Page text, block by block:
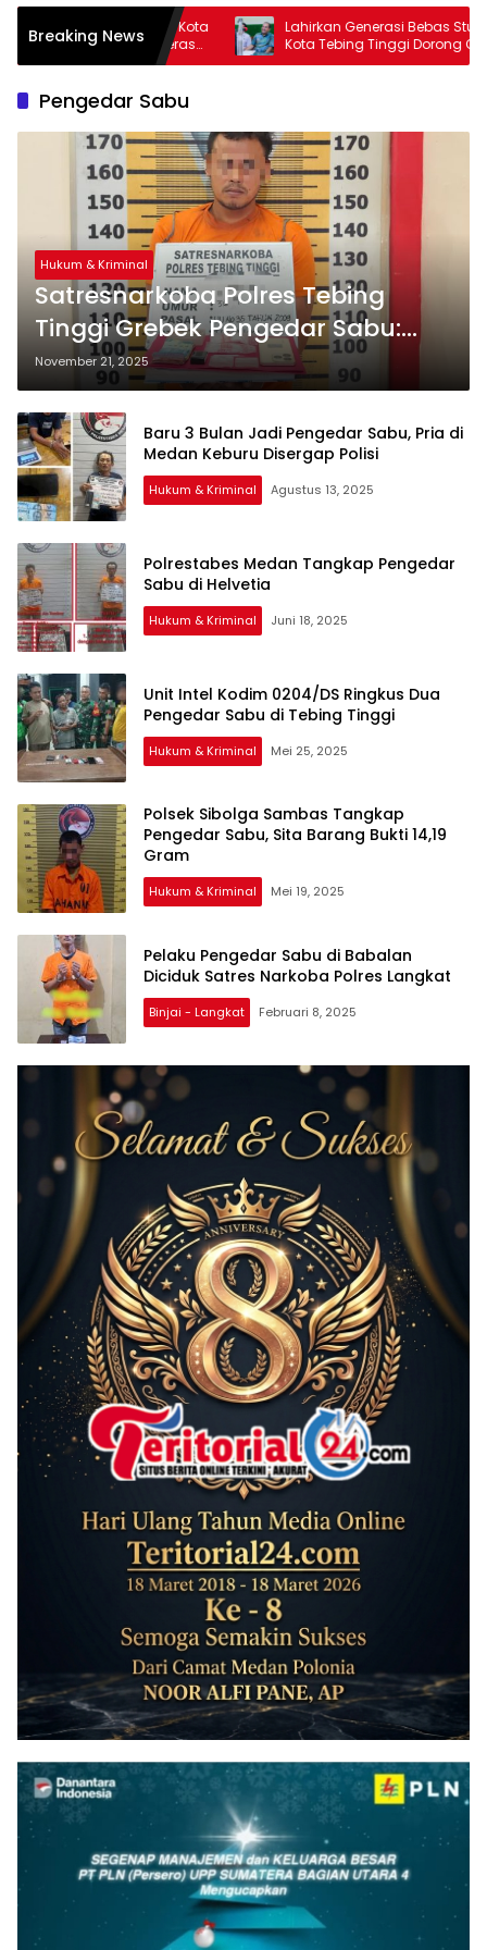
Breaking NewsLahirkan Generasi Bebas Stunting, Wali
Kota Tebing Tinggi Dorong Optimalisasi
SP3 Catin
Wali
Jadi
Pengedar Sabu
Hukum & Kriminal
Satresnarkoba Polres Tebing
Tinggi Grebek Pengedar Sabu:
Bisnis Haram Tamat di Ruang
Tamu
November 21, 2025
Baru 3 Bulan Jadi Pengedar Sabu, Pria di
Medan Keburu Disergap Polisi
Hukum & Kriminal Agustus 13, 2025
Polrestabes Medan Tangkap Pengedar
Sabu di Helvetia
Hukum & Kriminal Juni 18, 2025
Unit Intel Kodim 0204/DS Ringkus Dua
Pengedar Sabu di Tebing Tinggi
Hukum & Kriminal Mei 25, 2025
Polsek Sibolga Sambas Tangkap
Pengedar Sabu, Sita Barang Bukti 14,19
Gram
Hukum & Kriminal Mei 19, 2025
Pelaku Pengedar Sabu di Babalan
Diciduk Satres Narkoba Polres Langkat
Binjai - Langkat Februari 8, 2025